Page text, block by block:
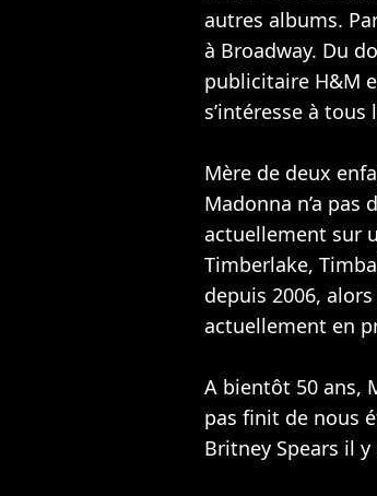
autres albums.
à Broadway. Du
publicitaire H&M
s’intéresse à tous
Mère de deux
Madonna n’a
actuellement sur
Timberlake,
depuis 2006,
actuellement en
A bientôt 50 ans,
pas finit de nous
Britney Spears il y